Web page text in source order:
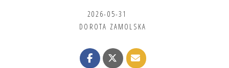
2026-05-31
DOROTA ZAMOLSKA